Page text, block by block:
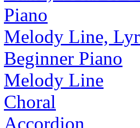
Piano
Melody Line,
Beginner Piano
Melody Line
Choral
Accordion